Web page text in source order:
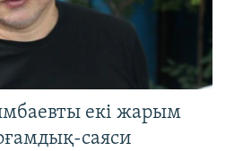
екі жарым
саяси